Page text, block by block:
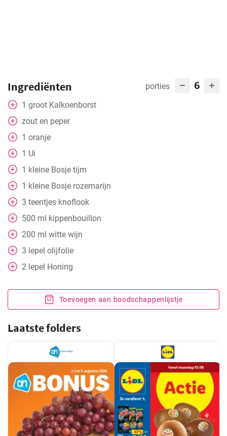
Ingrediënten porties 6
1 groot Kalkoenborst
zout en peper
1 oranje
1 Ui
1 kleine Bosje tijm
1 kleine Bosje rozemarijn
3 teentjes knoflook
500 ml kippenbouillon
200 ml witte wijn
3 lepel olijfolie
2 lepel Honing
Toevoegen aan boodschappenlijstje
Laatste folders